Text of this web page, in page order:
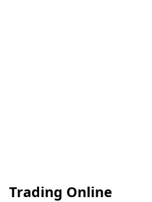
Trading Online